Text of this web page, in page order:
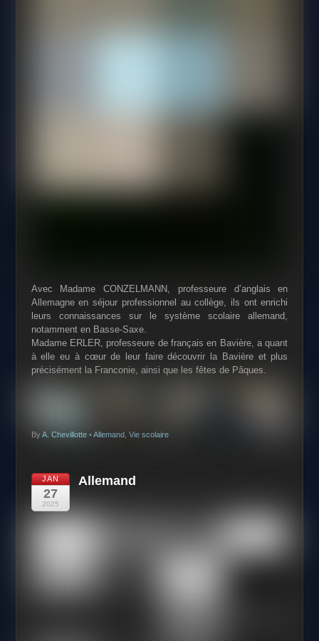
Avec Madame CONZELMANN, professeure d’anglais en
Allemagne en séjour professionnel au collège, ils ont enrichi
leurs connaissances sur le systèmescolaire allemand,
notamment en Basse-Saxe.
Madame ERLER, professeure de français en Bavière, a quant
à elle eu à cœur de leur faire découvrir la Bavière et plus
précisément la Franconie, ainsi que les fêtes de Pâques.
ByA. Chevillotte• Allemand, Vie scolaire
JAN
27
2025
Allemand